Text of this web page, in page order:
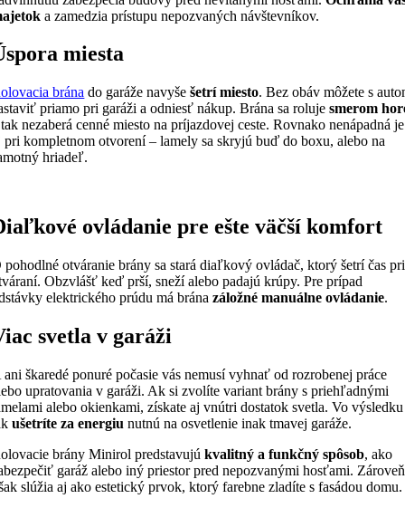
a zamedzia prístupu nepozvaných návštevníkov.
miesta
brána do garáže navyšešetrí miesto. Bez obáv môžete s
priamo pri garáži a odniesť nákup. Brána sa rolujesmerom
nezaberá cenné miesto na príjazdovej ceste. Rovnako nenápadná je
pri kompletnom otvorení – lamely sa skryjú buď do boxu, alebo na
hriadeľ.
ovládanie pre ešte väčší komfort
pohodlné otváranie brány sa stará diaľkový ovládač, ktorý šetrí čas pri
Obzvlášť keď prší, sneží alebo padajú krúpy. Pre prípad
elektrického prúdu má bránazáložné manuálne ovládanie.
svetla v garáži
ani škaredé ponuré počasie vás nemusí vyhnať od rozrobenej práce
upratovania v garáži. Ak si zvolíte variant brány s priehľadnými
alebo okienkami, získate aj vnútri dostatok svetla. Vo výsledku
ušetríte za energiu nutnú na osvetlenie inak tmavej garáže.
brány Minirol predstavujúkvalitný a funkčný spôsob, ako
garáž alebo iný priestor pred nepozvanými hosťami. Zároveň
slúžia aj ako estetický prvok, ktorý farebne zladíte s fasádou domu.